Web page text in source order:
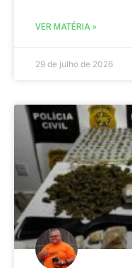
VER MATÉRIA »
29 de julho de 2026